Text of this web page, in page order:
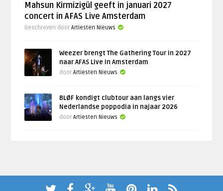
Mahsun Kirmizigül geeft in januari 2027
concert in AFAS Live Amsterdam
Geschreven doorArtiesten Nieuws
Weezer brengt The Gathering Tour in 2027
naar AFAS Live in Amsterdam
doorArtiesten Nieuws
BLØF kondigt clubtour aan langs vier
Nederlandse poppodia in najaar 2026
doorArtiesten Nieuws